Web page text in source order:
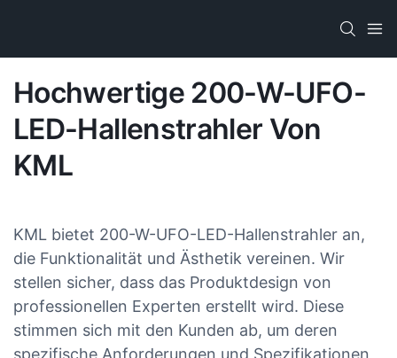
Hochwertige 200-W-UFO-
LED-Hallenstrahler Von
KML
KML bietet 200-W-UFO-LED-Hallenstrahler an,
die Funktionalität und Ästhetik vereinen. Wir
stellen sicher, dass das Produktdesign von
professionellen Experten erstellt wird. Diese
stimmen sich mit den Kunden ab, um deren
spezifische Anforderungen und Spezifikationen